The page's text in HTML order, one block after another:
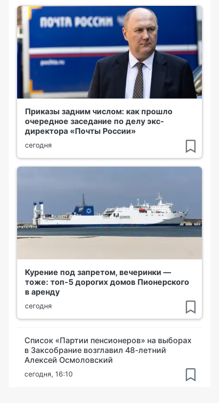
Приказы задним числом: как прошло
очередное заседание по делу экс-
директора «Почты России»
сегодня
Курение под запретом, вечеринки —
тоже: топ-5 дорогих домов Пионерского
в аренду
сегодня
Список «Партии пенсионеров» на выборах
в Заксобрание возглавил 48-летний
Алексей Осмоловский
сегодня, 16:10